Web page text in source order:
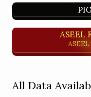
ASEEL
All Data